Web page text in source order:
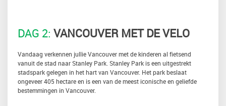
DAG 2: VANCOUVER MET DE VELO
Vandaag verkennen jullie Vancouver met de kinderen al fietsend
vanuit de stad naar Stanley Park. Stanley Park is een uitgestrekt
stadspark gelegen in het hart van Vancouver. Het park beslaat
ongeveer 405 hectare en is een van de meest iconische en geliefde
bestemmingen in Vancouver.